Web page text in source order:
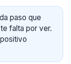
paso que
falta por ver.